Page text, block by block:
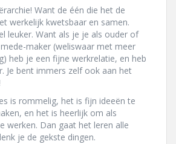
Want de één die het de
werkelijk kwetsbaar en samen.
leuker. Want als je je als ouder of
maker (weliswaar met meer
heb je een fijne werkrelatie, en heb
Je bent immers zelf ook aan het
is rommelig, het is fijn ideeën te
en het is heerlijk om als
werken. Dan gaat het leren alle
je de gekste dingen.